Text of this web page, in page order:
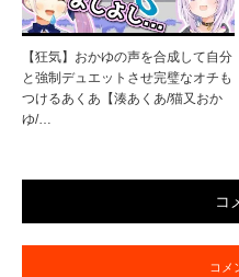
【狂気】おかゆの声を合成して自分
と強制デュエットさせ完璧なオチも
つけるあくあ【湊あくあ/猫又おか
ゆ/…
コ
コメ